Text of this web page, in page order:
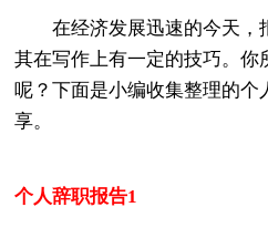
在经济发展迅速的今天，
其在写作上有一定的技巧。你
呢？下面是小编收集整理的个
享。
个人辞职报告1